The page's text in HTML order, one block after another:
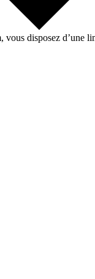
disposez d’une